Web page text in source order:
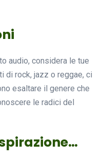
audio, considera le tue
di rock, jazz o reggae, ci
esaltare il genere che
le radici del